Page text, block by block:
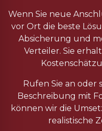
Wenn Sie neue
vor Ort die beste
Absicherung und
Verteiler. Sie
Rufen Sie an oder
Beschreibung mit
können wir die
realistische